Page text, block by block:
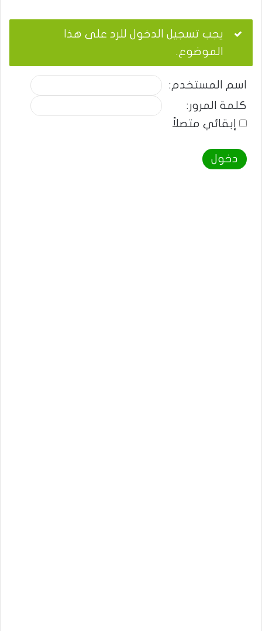
يجب تسجيل الدخول للرد على هذا
الموضوع.
اسم المستخدم:
كلمة المرور:
إبقائي متصلاً
دخول